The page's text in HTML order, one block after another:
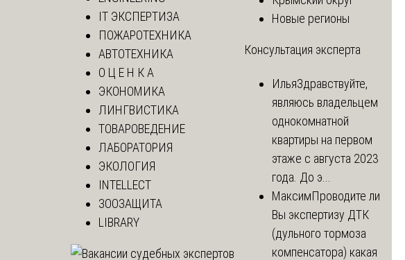
IT ЭКСПЕРТИЗА
ПОЖАРОТЕХНИКА
АВТОТЕХНИКА
О Ц Е Н К А
ЭКОНОМИКА
ЛИНГВИСТИКА
ТОВАРОВЕДЕНИЕ
ЛАБОРАТОРИЯ
ЭКОЛОГИЯ
INTELLECT
ЗООЗАЩИТА
LIBRARY
Новые регионы
Консультация эксперта
ИльяЗдравствуйте,
являюсь владельцем
однокомнатной
квартиры на первом
этаже с августа 2023
года. До э...
МаксимПроводите ли
Вы экспертизу ДТК
(дульного тормоза
компенсатора) какая